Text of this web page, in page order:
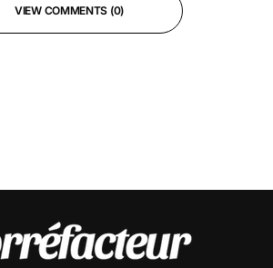
VIEW COMMENTS (0)